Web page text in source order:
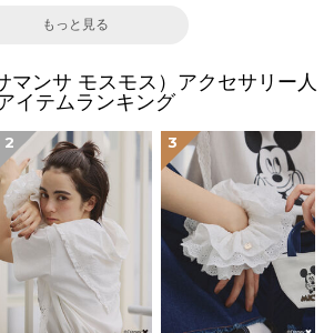
もっと見る
マンサ モスモス）アクセサリー人
イテムランキング
2 3